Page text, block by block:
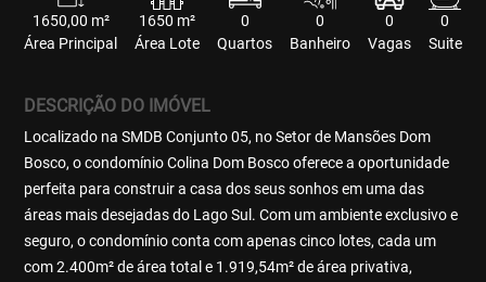
1650,00 m²
Área Principal
1650 m²
Área Lote
0
Quartos
0
Banheiro
0
Vagas
0
Suite
DESCRIÇÃO DO IMÓVEL
Localizado na SMDB Conjunto 05, no Setor de Mansões Dom
Bosco, o condomínio Colina Dom Bosco oferece a oportunidade
perfeita para construir a casa dos seus sonhos em uma das
áreas mais desejadas do Lago Sul. Com um ambiente exclusivo e
seguro, o condomínio conta com apenas cinco lotes, cada um
com 2.400m² de área total e 1.919,54m² de área privativa,